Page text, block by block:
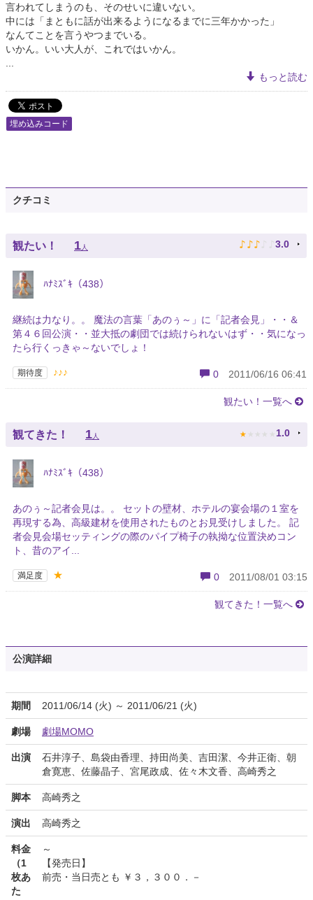
言われてしまうのも、そのせいに違いない。
中には「まともに話が出来るようになるまでに三年かかった」
なんてことを言うやつまでいる。
いかん。いい大人が、これではいかん。
もっと読む
埋め込みコード
クチコミ
観たい！ 1人 ♪ ♪ ♪ ♪ ♪ 3.0
ﾊﾅﾐｽﾞｷ（438）
継続は力なり。。 魔法の言葉「あのぅ～」に「記者会見」・・＆
第４６回公演・・並大抵の劇団では続けられないはず・・気になっ
たら行くっきゃ～ないでしょ！
期待度 ♪♪♪ 0 2011/06/16 06:41
観たい！一覧へ
観てきた！ 1 人 ★ ★ ★ ★ ★ 1.0
ﾊﾅﾐｽﾞｷ（438）
あのぅ～記者会見は。。 セットの壁材、ホテルの宴会場の１室を
再現する為、高級建材を使用されたものとお見受けしました。 記
者会見会場セッティングの際のパイプ椅子の執拗な位置決めコン
ト、昔のアイ...
満足度 ★ 0 2011/08/01 03:15
観てきた！一覧へ
公演詳細
期間 2011/06/14 (火) ～ 2011/06/21 (火)
劇場 劇場MOMO
出演
石井淳子、島袋由香理、持田尚美、吉田潔、今井正衛、朝
倉寛恵、佐藤晶子、宮尾政成、佐々木文香、高崎秀之
脚本 高崎秀之
演出 高崎秀之
料金
（1
枚あ
た
～
【発売日】
前売・当日売とも ￥３，３００．－